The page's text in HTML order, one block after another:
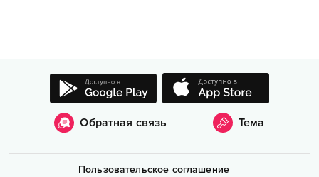
Обратная связь Тема
Пользовательское соглашение